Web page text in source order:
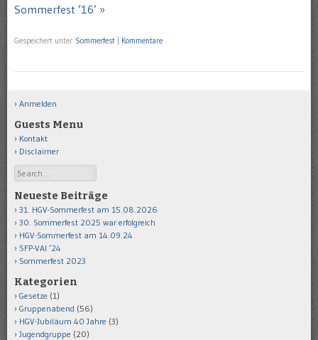
Sommerfest ’16’ »
Gespeichert unter Sommerfest Kommentare
Anmelden
Guests Menu
Kontakt
Disclaimer
Search
Neueste Beiträge
31. HGV-Sommerfest am 15.08.2026
30. Sommerfest 2025 war erfolgreich
HGV-Sommerfest am 14.09.24
SFP-VAI ’24
Sommerfest 2023
Kategorien
Gesetze (1)
Gruppenabend (56)
HGV-Jubiläum 40 Jahre (3)
Jugendgruppe (20)